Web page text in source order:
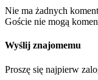
Nie ma żadnych
Goście nie mogą
Wyślij znajomemu
Proszę się najpierw